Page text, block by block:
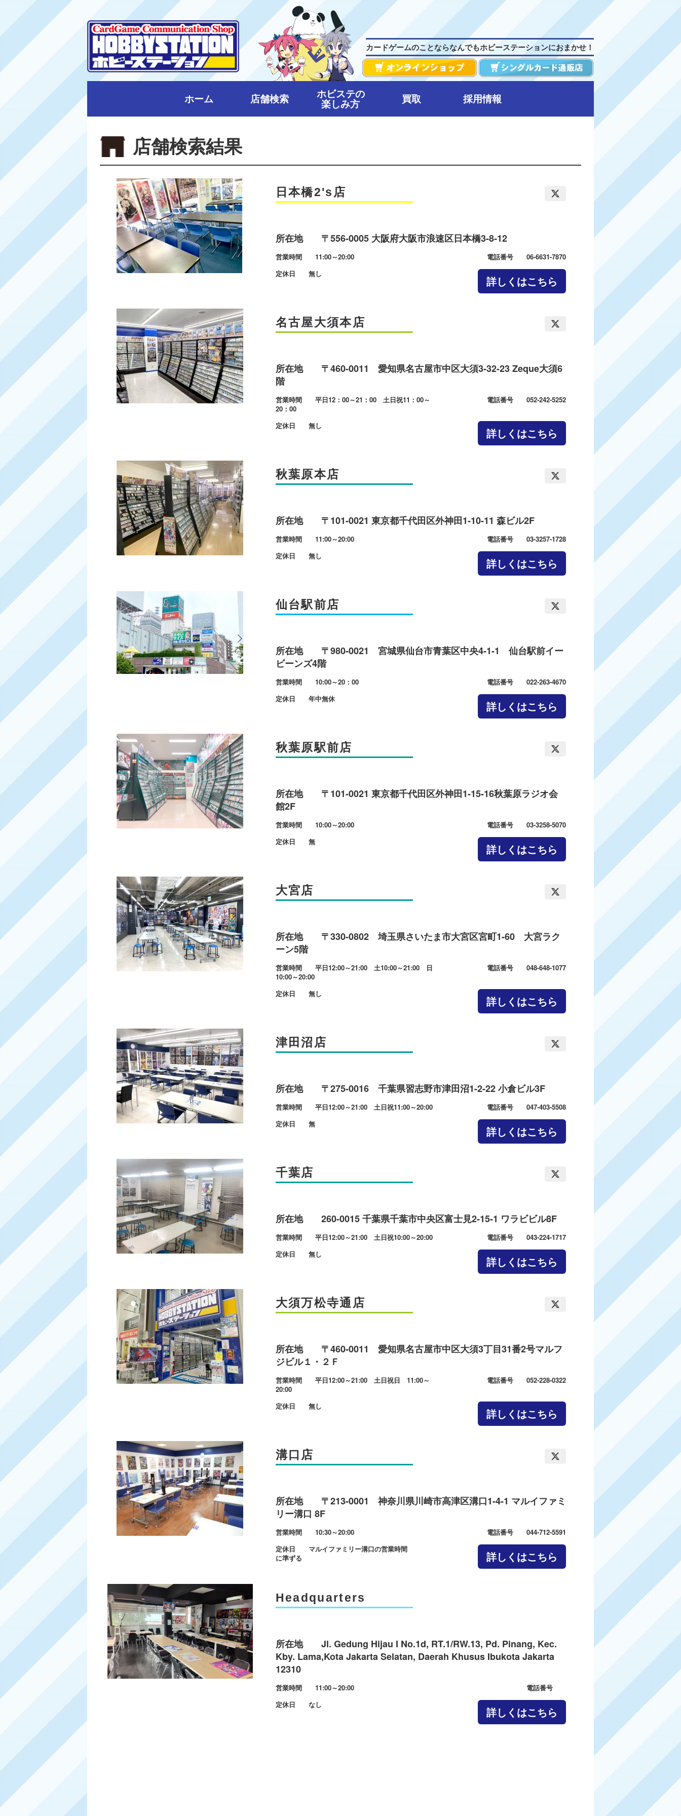
カードゲームのことならなんでもホビーステーションにおまかせ！
ホーム 店舗検索 ホビステの
楽しみ方 買取 採用情報
店舗検索結果
日本橋2's店
所在地 〒556-0005 大阪府大阪市浪速区日本橋3-8-12
営業時間 11:00～20:00
電話番号 06-6631-7870
定休日 無し
詳しくはこちら
名古屋大須本店
所在地 〒460-0011 愛知県名古屋市中区大須3-32-23 Zeque大須6
階
営業時間 平日12：00～21：00 土日祝11：00～
20：00
電話番号 052-242-5252
定休日 無し
詳しくはこちら
秋葉原本店
所在地 〒101-0021 東京都千代田区外神田1-10-11 森ビル2F
営業時間 11:00～20:00
電話番号 03-3257-1728
定休日 無し
詳しくはこちら
仙台駅前店
所在地 〒980-0021 宮城県仙台市青葉区中央4-1-1 仙台駅前イー
ビーンズ4階
営業時間 10:00～20：00
電話番号 022-263-4670
定休日 年中無休
詳しくはこちら
秋葉原駅前店
所在地 〒101-0021 東京都千代田区外神田1-15-16秋葉原ラジオ会
館2F
営業時間 10:00～20:00
電話番号 03-3258-5070
定休日 無
詳しくはこちら
大宮店
所在地 〒330-0802 埼玉県さいたま市大宮区宮町1-60 大宮ラク
ーン5階
営業時間 平日12:00～21:00 土10:00～21:00 日
10:00～20:00
電話番号 048-648-1077
定休日 無し
詳しくはこちら
津田沼店
所在地 〒275-0016 千葉県習志野市津田沼1-2-22 小倉ビル3F
営業時間 平日12:00～21:00 土日祝11:00～20:00
電話番号 047-403-5508
定休日 無
詳しくはこちら
千葉店
所在地 260-0015 千葉県千葉市中央区富士見2-15-1 ワラビビル8F
営業時間 平日12:00～21:00 土日祝10:00～20:00
電話番号 043-224-1717
定休日 無し
詳しくはこちら
大須万松寺通店
所在地 〒460-0011 愛知県名古屋市中区大須3丁目31番2号マルフ
ジビル１・２Ｆ
営業時間 平日12:00～21:00 土日祝日 11:00～
20:00
電話番号 052-228-0322
定休日 無し
詳しくはこちら
溝口店
所在地 〒213-0001 神奈川県川崎市高津区溝口1-4-1 マルイファミ
リー溝口 8F
営業時間 10:30～20:00
電話番号 044-712-5591
定休日 マルイファミリー溝口の営業時間
に準ずる
詳しくはこちら
Headquarters
所在地 Jl. Gedung Hijau I No.1d, RT.1/RW.13, Pd. Pinang, Kec.
Kby. Lama,Kota Jakarta Selatan, Daerah Khusus Ibukota Jakarta
12310
営業時間 11:00～20:00
電話番号
定休日 なし
詳しくはこちら